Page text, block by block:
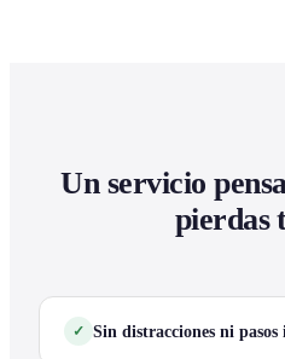
Un servicio
pierdas
Sin distracciones ni pasos